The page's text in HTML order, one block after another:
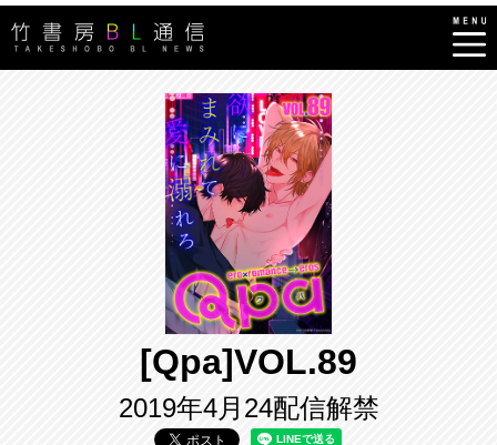
[Qpa]VOL.89
2019年4月24配信解禁